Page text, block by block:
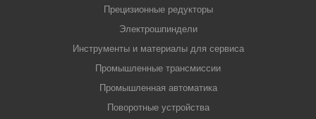
Прецизионные редукторы
Электрошпиндели
Инструменты и материалы для сервиса
Промышленные трансмиссии
Промышленная автоматика
Поворотные устройства